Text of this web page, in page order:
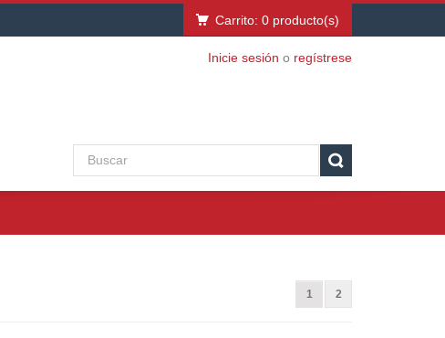
Carrito: 0 producto(s)
Inicie sesión o regístrese
1 2